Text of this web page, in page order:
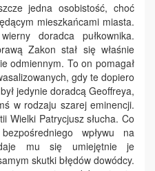
jedna osobistość, choć
mieszkańcami miasta.
doradca pułkownika.
Zakon stał się właśnie
odmiennym. To on pomagał
gdy te dopiero
jedynie doradcą Geoffreya,
w rodzaju szarej eminencji.
Wielki Patrycjusz słucha. Co
wpływu na
mu się umiejętnie je
skutki błędów dowódcy.